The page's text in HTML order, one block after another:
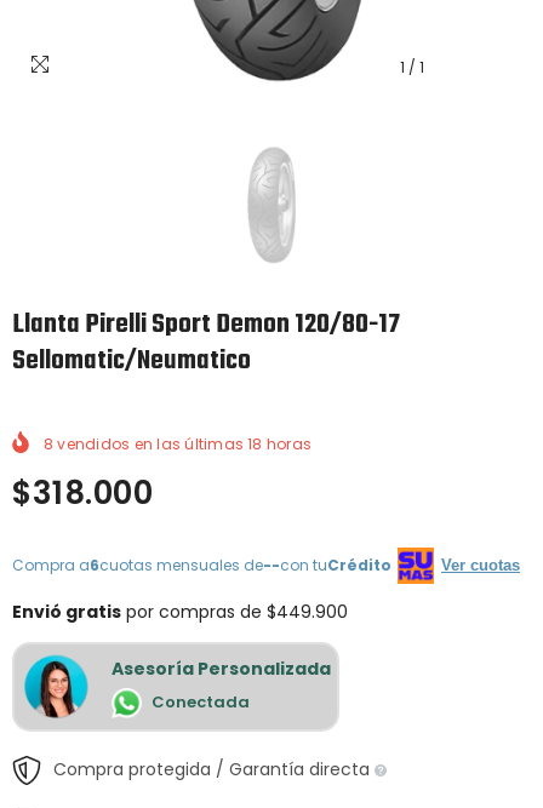
1 / 1
Llanta Pirelli Sport Demon 120/80-17
Sellomatic/Neumatico
8 vendidos en las últimas18 horas
$318.000
Compra a6cuotas mensuales de--con tuCrédito Ver cuotas
Envió gratis por compras de $449.900
Asesoría Personalizada
Conectada
Compra protegida / Garantía directa